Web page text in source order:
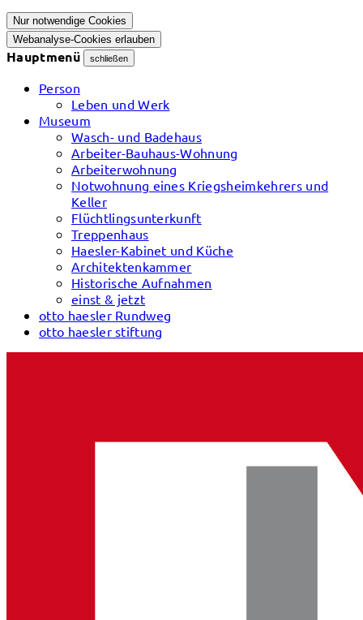
Nur notwendige Cookies
Webanalyse-Cookies erlauben
Hauptmenü schließen
Person
Leben und Werk
Museum
Wasch- und Badehaus
Arbeiter-Bauhaus-Wohnung
Arbeiterwohnung
Notwohnung eines Kriegsheimkehrers und
Keller
Flüchtlingsunterkunft
Treppenhaus
Haesler-Kabinet und Küche
Architektenkammer
Historische Aufnahmen
einst & jetzt
otto haesler Rundweg
otto haesler stiftung